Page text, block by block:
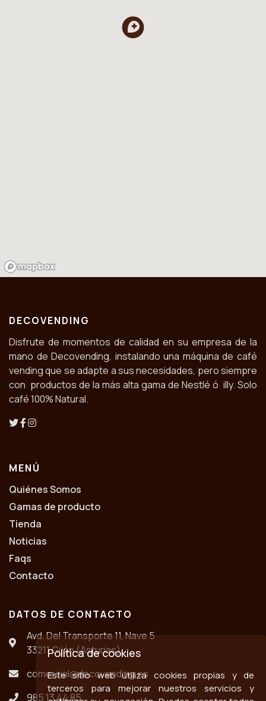
DECOVENDING
Disfrute de momentos de calidad en su empresa de la
mano de Decovending, instalando una máquina de café
vending que se adapte a sus necesidades, pero siempre
con productos de la más alta gama de Nestlé ó illy. Solo
café 100% Natural.
MENÚ
Quiénes Somos
Gamas de producto
Tienda
Noticias
Faqs
Contacto
DATOS DE CONTACTO
Avd. Del Transporte 11, Nave 5
33211 Gijón (Asturias)
comercial@decovending.es
985 13 44 85
Política de cookies
Este sitio web utiliza cookies propias y de
terceros para mejorar nuestros servicios y